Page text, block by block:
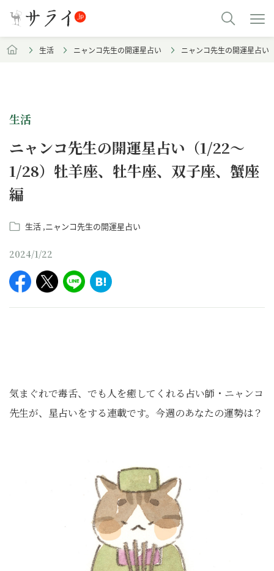
生活 ニャンコ先生の開運星占い ニャンコ先生の開運星占
生活
ニャンコ先生の開運星占い（1/22～
1/28）牡羊座、牡牛座、双子座、蟹座
編
生活 ニャンコ先生の開運星占い
2024/1/22
気まぐれで毒舌、でも人を癒してくれる占い師・ニャンコ
先生が、星占いをする連載です。今週のあなたの運勢は？